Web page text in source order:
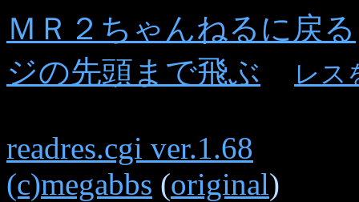
ＭＲ２ちゃんねるに戻る
ジの先頭まで飛ぶ
レス
readres.cgi ver.1.68
(c)megabbs (original)